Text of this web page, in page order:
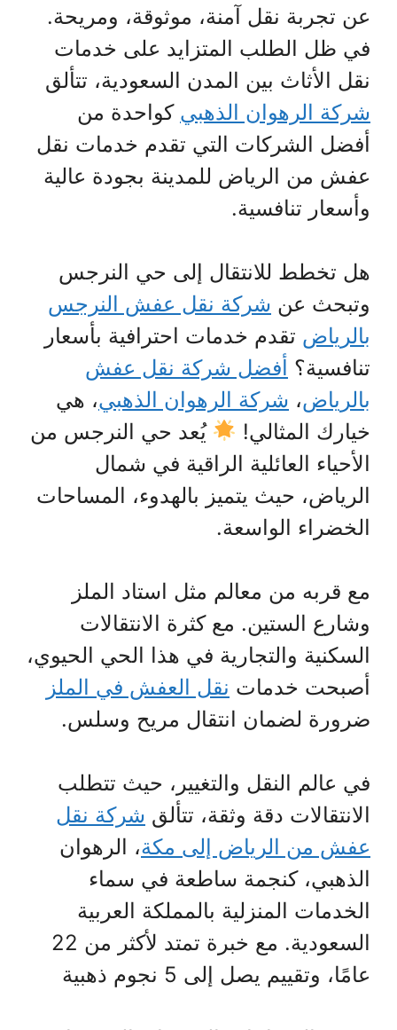
عن تجربة نقل آمنة، موثوقة، ومريحة.
في ظل الطلب المتزايد على خدمات
نقل الأثاث بين المدن السعودية، تتألق
شركة الرهوان الذهبي كواحدة من
أفضل الشركات التي تقدم خدمات نقل
عفش من الرياض للمدينة بجودة عالية
وأسعار تنافسية.
هل تخطط للانتقال إلى حي النرجس
وتبحث عن شركة نقل عفش النرجس
بالرياض تقدم خدمات احترافية بأسعار
تنافسية؟ أفضل شركة نقل عفش
بالرياض، شركة الرهوان الذهبي، هي
خيارك المثالي!
يُعد حي النرجس من
الأحياء العائلية الراقية في شمال
الرياض، حيث يتميز بالهدوء، المساحات
الخضراء الواسعة.
مع قربه من معالم مثل استاد الملز
وشارع الستين. مع كثرة الانتقالات
السكنية والتجارية في هذا الحي الحيوي،
أصبحت خدمات نقل العفش في الملز
ضرورة لضمان انتقال مريح وسلس.
في عالم النقل والتغيير، حيث تتطلب
الانتقالات دقة وثقة، تتألق شركة نقل
عفش من الرياض إلى مكة، الرهوان
الذهبي، كنجمة ساطعة في سماء
الخدمات المنزلية بالمملكة العربية
السعودية. مع خبرة تمتد لأكثر من 22
عامًا، وتقييم يصل إلى 5 نجوم ذهبية